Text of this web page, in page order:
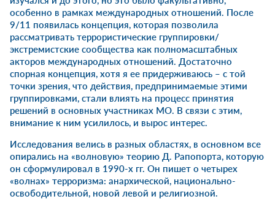
особенно в рамках международных отношений. После
9/11 появилась концепция, которая позволила
рассматривать террористические группировки/
экстремистские сообщества как полномасштабных
акторов международных отношений. Достаточно
спорная концепция, хотя я ее придерживаюсь – с той
точки зрения, что действия, предпринимаемые этими
группировками, стали влиять на процесс принятия
решений в основных участниках МО. В связи с этим,
внимание к ним усилилось, и вырос интерес.
Исследования велись в разных областях, в основном все
опирались на «волновую» теорию Д. Рапопорта, которую
он сформулировал в 1990-х гг. Он пишет о четырех
«волнах» терроризма: анархической, национально-
освободительной, новой левой и религиозной.